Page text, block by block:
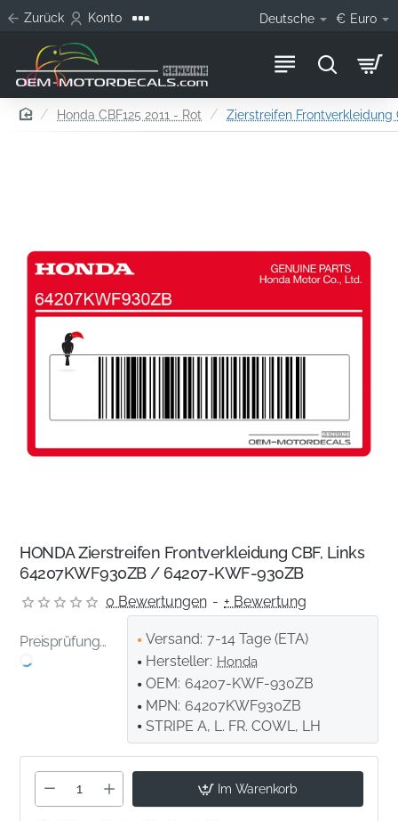
Zurück Konto Deutsche € Euro
homeHonda CBF125 2011 - Rot Zierstreifen Frontverkleidung
HONDA Zierstreifen Frontverkleidung CBF, Links
64207KWF930ZB / 64207-KWF-930ZB
0 Bewertungen - + Bewertung
Preisprüfung... Versand: 7-14 Tage (ETA)
Hersteller: Honda
OEM: 64207-KWF-930ZB
MPN: 64207KWF930ZB
STRIPE A, L. FR. COWL, LH
Im Warenkorb